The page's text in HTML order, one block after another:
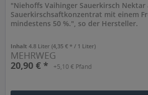
"Niehoffs Vaihinger Sauerkirsch Nektar
Sauerkirschsaftkonzentrat mit einem
mindestens 50 %.", so der Hersteller.
Inhalt4.8 Liter(4,35 € * / 1 Liter)
MEHRWEG
20,90 € *
+5,10 € Pfand